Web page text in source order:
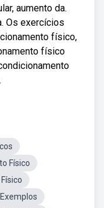
aumento da.
Os exercícios
físico,
físico
Físico